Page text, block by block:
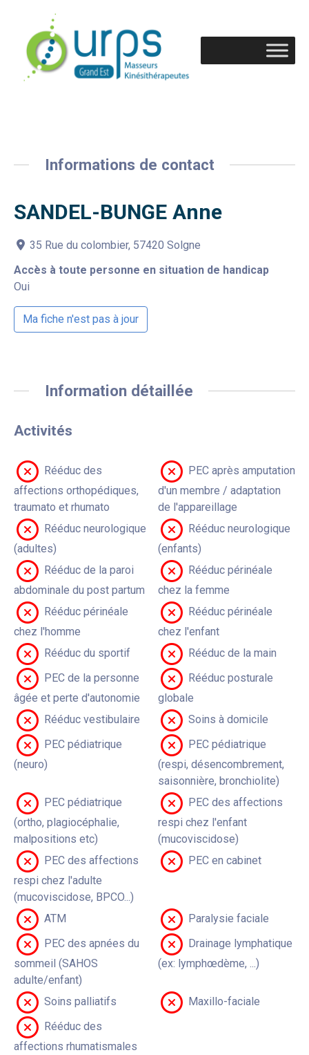
Informations de contact
SANDEL-BUNGE Anne
35 Rue du colombier, 57420 Solgne
Accès à toute personne en situation de handicap
Oui
Ma fiche n'est pas à jour
Information détaillée
Activités
Rééduc des
affections orthopédiques,
traumato et rhumato
PEC après amputation
d'un membre / adaptation
de l'appareillage
Rééduc neurologique
(adultes)
Rééduc neurologique
(enfants)
Rééduc de la paroi
abdominale du post partum
Rééduc périnéale
chez la femme
Rééduc périnéale
chez l'homme
Rééduc périnéale
chez l'enfant
Rééduc du sportif
Rééduc de la main
PEC de la personne
âgée et perte d'autonomie
Rééduc posturale
globale
Rééduc vestibulaire
Soins à domicile
PEC pédiatrique
(neuro)
PEC pédiatrique
(respi, désencombrement,
saisonnière, bronchiolite)
PEC pédiatrique
(ortho, plagiocéphalie,
malpositions etc)
PEC des affections
respi chez l'enfant
(mucoviscidose)
PEC des affections
respi chez l'adulte
(mucoviscidose, BPCO...)
PEC en cabinet
ATM
Paralysie faciale
PEC des apnées du
sommeil (SAHOS
adulte/enfant)
Drainage lymphatique
(ex: lymphœdème, ...)
Soins palliatifs
Maxillo-faciale
Rééduc des
affections rhumatismales